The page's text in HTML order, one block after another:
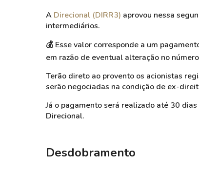
A Direcional (DIRR3) aprovou nessa
intermediários.
💰 Esse valor corresponde a um
em razão de eventual alteração no
Terão direto ao provento os acionistas
serão negociadas na condição de ex-
Já o pagamento será realizado até 30
Direcional.
Desdobramento